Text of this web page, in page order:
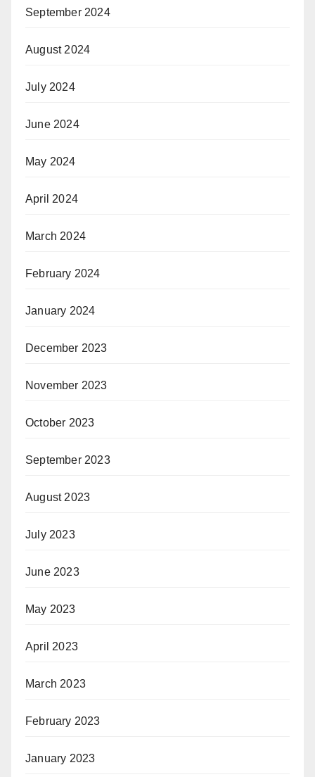
September 2024
August 2024
July 2024
June 2024
May 2024
April 2024
March 2024
February 2024
January 2024
December 2023
November 2023
October 2023
September 2023
August 2023
July 2023
June 2023
May 2023
April 2023
March 2023
February 2023
January 2023